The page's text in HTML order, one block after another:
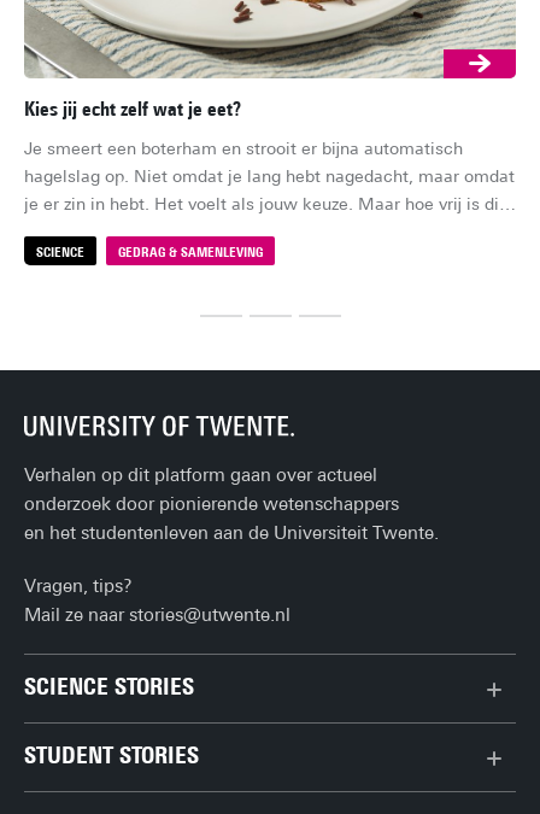
SCIENCE GEDRAG & SAMENLEVING
Kies jij echt zelf wat je eet?
Je smeert een boterham en strooit er bijna automatisch
hagelslag op. Niet omdat je lang hebt nagedacht, maar omdat
je er zin in hebt. Het voelt als jouw keuze. Maar hoe vrij is die
keuze eigenlijk?
Verhalen op dit platform gaan over actueel
onderzoek door pionierende wetenschappers
en het studentenleven aan de Universiteit Twente.
Vragen, tips?
Mail ze naarstories@utwente.nl
SCIENCE STORIES
STUDENT STORIES